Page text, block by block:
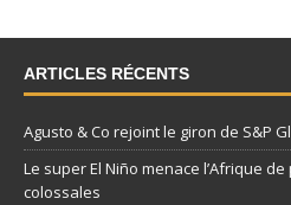
ARTICLES RÉCENTS
Agusto & Co rejoint le giron de S&P
Le super El Niño menace l’Afrique
colossales